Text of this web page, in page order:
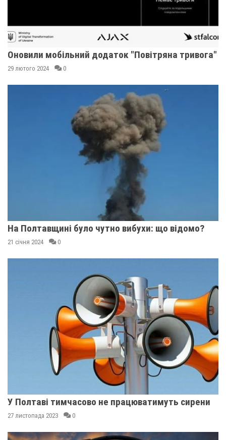
Оновили мобільний додаток "Повітряна тривога"
29 лютого 2024 0
На Полтавщині було чутно вибухи: що відомо?
21 січня 2024 0
У Полтаві тимчасово не працюватимуть сирени
27 листопада 2023 0